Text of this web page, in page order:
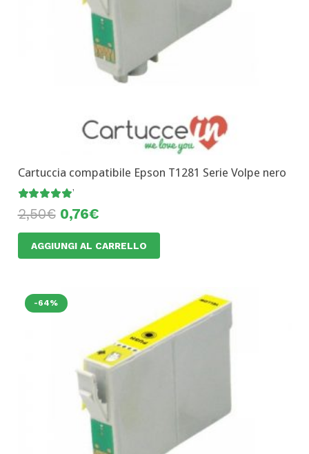
Cartuccia compatibile Epson T1281 Serie Volpe nero
Valutato
2,50€ 0,76€
AGGIUNGI AL CARRELLO
-64%